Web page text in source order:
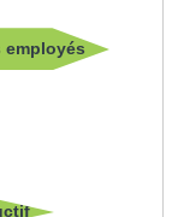
employés